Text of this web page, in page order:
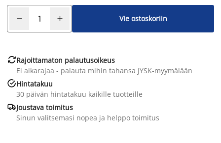
Vie ostoskoriin
Rajoittamaton palautusoikeus
Ei aikarajaa - palauta mihin tahansa JYSK-myymälään
Hintatakuu
30 päivän hintatakuu kaikille tuotteille
Joustava toimitus
Sinun valitsemasi nopea ja helppo toimitus